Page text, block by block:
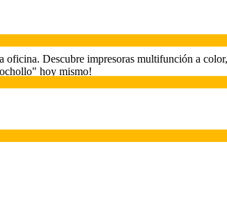
Descubre impresoras multifunción a
hoy mismo!